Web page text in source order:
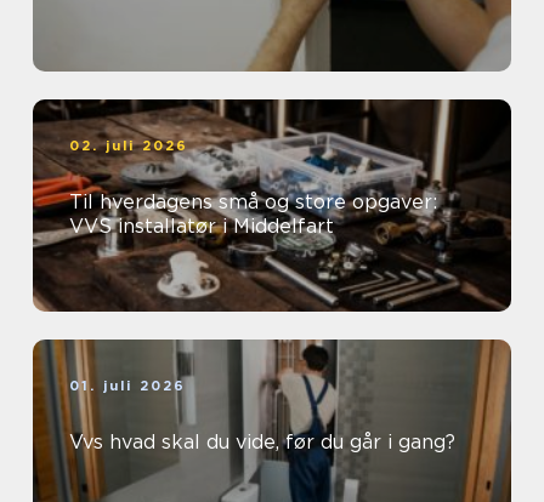
02. juli 2026
Til hverdagens små og store opgaver:
VVS installatør i Middelfart
01. juli 2026
Vvs hvad skal du vide, før du går i gang?